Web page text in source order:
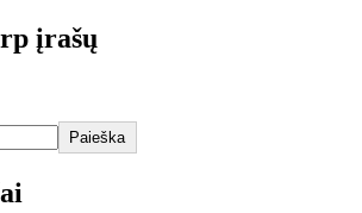
įrašų
Paieška